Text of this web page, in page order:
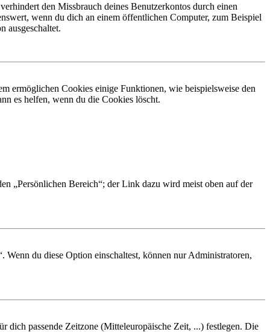
den Missbrauch deines Benutzerkontos durch einen
wenn du dich an einem öffentlichen Computer, zum Beispiel
ausgeschaltet.
ermöglichen Cookies einige Funktionen, wie beispielsweise den
es helfen, wenn du die Cookies löscht.
„Persönlichen Bereich“; der Link dazu wird meist oben auf der
du diese Option einschaltest, können nur Administratoren,
dich passende Zeitzone (Mitteleuropäische Zeit, ...) festlegen. Die